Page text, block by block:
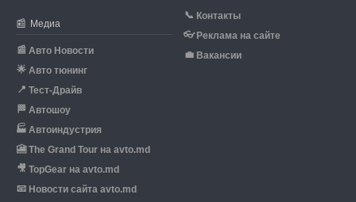
📰 Медиа
📰 Авто Новости
🌟 Авто тюнинг
📍 Тест-Драйв
🏁 Автошоу
🏭 Автоиндустрия
🎦 The Grand Tour на avto.md
🎥 TopGear на avto.md
📧 Новости сайта avto.md
📞 Контакты
👓 Реклама на сайте
💼 Вакансии